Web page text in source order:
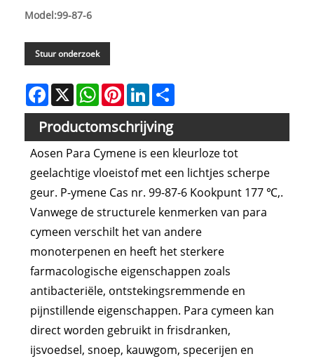
Model:99-87-6
Stuur onderzoek
Facebook
X WhatsAppPinterestLinkedIn
Productomschrijving
Aosen Para Cymene is een kleurloze tot
geelachtige vloeistof met een lichtjes scherpe
geur. P-ymene Cas nr. 99-87-6 Kookpunt 177 ℃,.
Vanwege de structurele kenmerken van para
cymeen verschilt het van andere
monoterpenen en heeft het sterkere
farmacologische eigenschappen zoals
antibacteriële, ontstekingsremmende en
pijnstillende eigenschappen. Para cymeen kan
direct worden gebruikt in frisdranken,
ijsvoedsel, snoep, kauwgom, specerijen en